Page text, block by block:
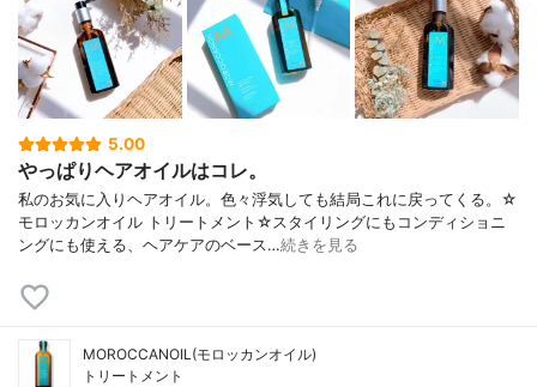
5.00
やっぱりヘアオイルはコレ。
私のお気に入りヘアオイル。色々浮気しても結局これに戻ってくる。☆
モロッカンオイル トリートメント☆スタイリングにもコンディショニ
ングにも使える、ヘアケアのベース…続きを見る
MOROCCANOIL(モロッカンオイル)
トリートメント